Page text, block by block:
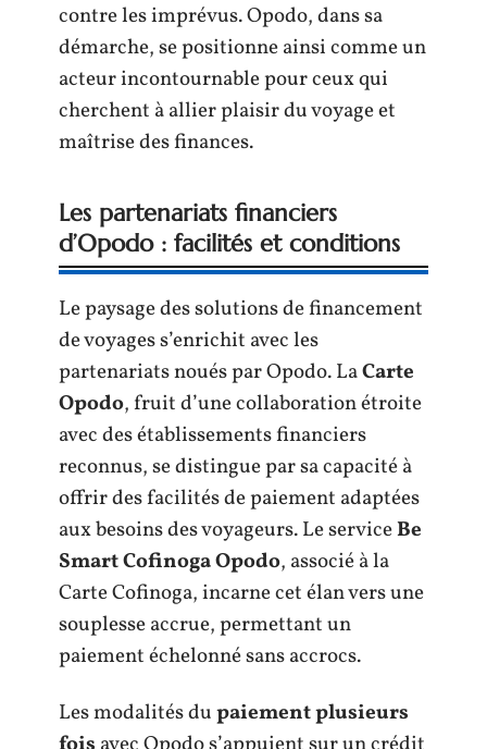
contre les imprévus. Opodo, dans sa
démarche, se positionne ainsi comme un
acteur incontournable pour ceux qui
cherchent à allier plaisir du voyage et
maîtrise des finances.
Les partenariats financiers
d’Opodo : facilités et conditions
Le paysage des solutions de financement
de voyages s’enrichit avec les
partenariats noués par Opodo. LaCarte
Opodo, fruit d’une collaboration étroite
avec des établissements financiers
reconnus, se distingue par sa capacité à
offrir des facilités de paiement adaptées
aux besoins des voyageurs. Le serviceBe
Smart Cofinoga Opodo, associé à la
Carte Cofinoga, incarne cet élan vers une
souplesse accrue, permettant un
paiement échelonné sans accrocs.
Les modalités dupaiement plusieurs